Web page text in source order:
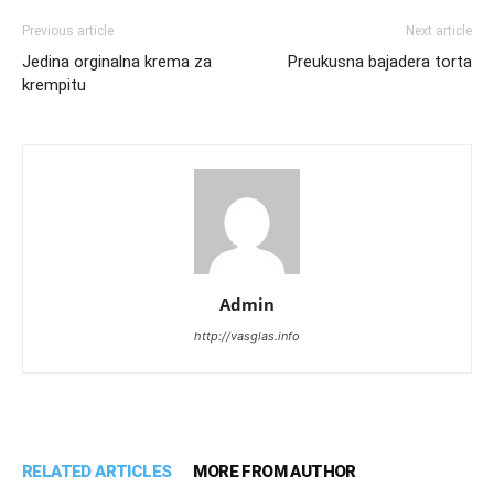
Previous article
Jedina orginalna krema za
krempitu
Next article
Preukusna bajadera torta
Admin
http://vasglas.info
RELATED ARTICLES MORE FROM AUTHOR